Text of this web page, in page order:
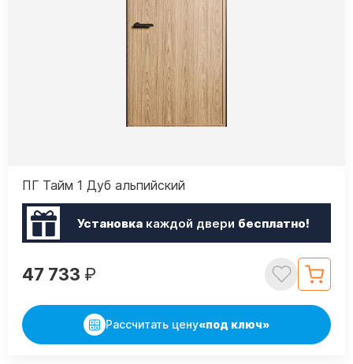
ПГ Тайм 1 Дуб альпийский
Установкакаждой двери бесплатно!
47 733 ₽
Рассчитать цену«под ключ»